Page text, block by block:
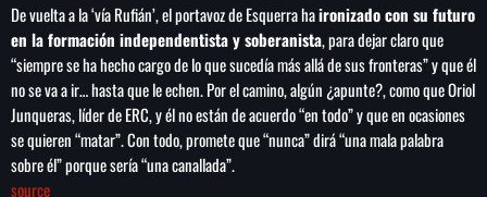
De vuelta a la ‘vía Rufián’, el portavoz de Esquerra haironizado con su futuro
en la formación independentista y soberanista, para dejar claro que
“siempre se ha hecho cargo de lo que sucedía más allá de sus fronteras” y que él
no se va a ir… hasta que le echen. Por el camino, algún ¿apunte?, como que Oriol
Junqueras, líder de ERC, y él no están de acuerdo “en todo” y que en ocasiones
se quieren “matar”. Con todo, promete que “nunca” dirá “una mala palabra
sobre él” porque sería “una canallada”.
source